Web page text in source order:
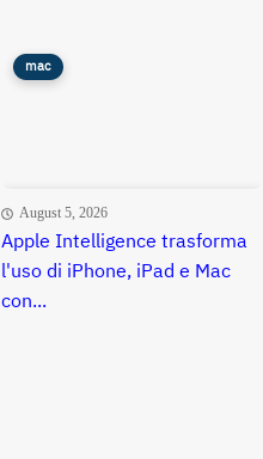
mac
August 5, 2026
Apple Intelligence trasforma
l'uso di iPhone, iPad e Mac
con...